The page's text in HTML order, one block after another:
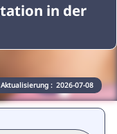
in der
: 2026-07-08